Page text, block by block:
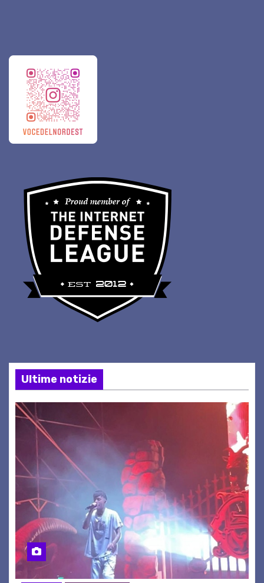
Ultime notizie